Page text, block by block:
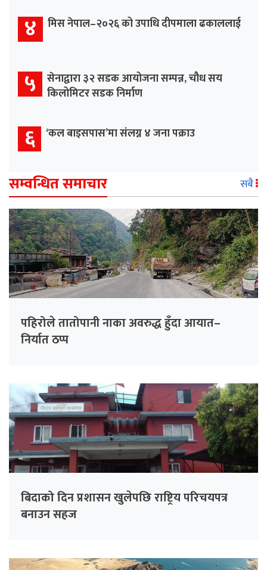
४ मिस नेपाल–२०२६ को उपाधि दीपमाला ढकाललाई
५
सेनाद्वारा ३२ सडक आयोजना सम्पन्न, चौध सय
किलोमिटर सडक निर्माण
६ ‘कल बाइसपास’मा संलग्न ४ जना पक्राउ
सम्वन्धित समाचार सबै
पहिरोले तातोपानी नाका अवरुद्ध हुँदा आयात–
निर्यात ठप्प
बिदाको दिन प्रशासन खुलेपछि राष्ट्रिय परिचयपत्र
बनाउन सहज